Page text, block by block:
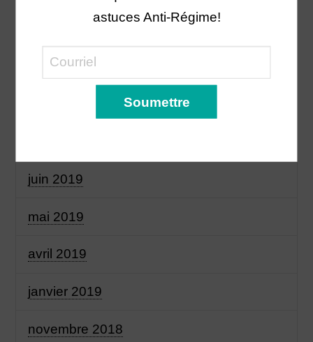
octobre 2019
septembre 2019
juin 2019
mai 2019
avril 2019
janvier 2019
novembre 2018
astuces Anti-Régime!